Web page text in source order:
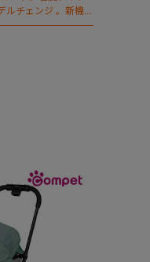
ルチェンジ 。新機能
搭載